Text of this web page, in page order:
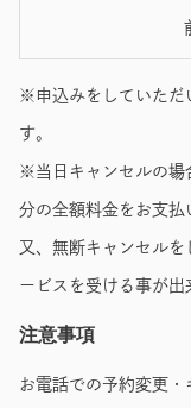
※申込みをしていただ
す。
※当日キャンセルの場
分の全額料金をお支払
又、無断キャンセル
ービスを受ける事が出
注意事項
お電話での予約変更・